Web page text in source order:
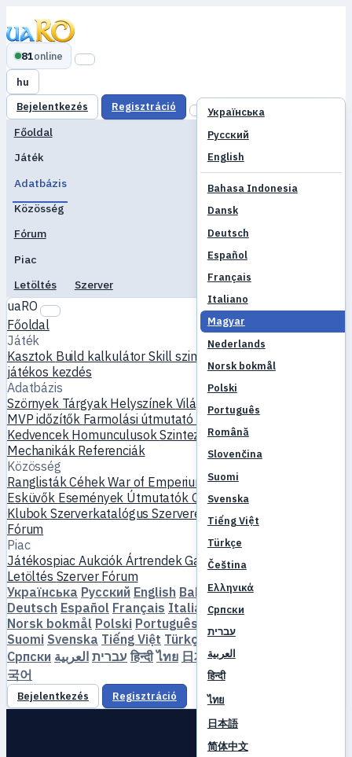
81online
hu
Українська
Русский
English
Bahasa Indonesia
Dansk
Deutsch
Español
Français
Italiano
Magyar
Nederlands
Norsk bokmål
Polski
Português
Română
Slovenčina
Suomi
Svenska
Tiếng Việt
Türkçe
Čeština
Ελληνικά
Српски
עברית
العربية
हिन्दी
ไทย
日本語
简体中文
Bejelentkezés Regisztráció
Főoldal
Játék
Adatbázis
Közösség
Fórum
Piac
Letöltés
Szerver
uaRO
Főoldal
Játék
Kasztok Build kalkulátorSkill szimulátor
játékos kezdés
Adatbázis
Szörnyek Tárgyak Helyszínek Világtérkép
Skill adatbázis
MVP időzítők Farmolási útmutató
Készítés és kovácsolás
Kedvencek HomunculusokSzintezésÖsszehasonlítás
Mechanikák Referenciák
Közösség
RanglistákCéhekWar of EmperiumJátékos profilok
Esküvők Események Útmutatók GalériaVideó
Klubok SzerverkatalógusSzerverértékelések
Fórum
Piac
JátékospiacAukciók ÁrtrendekGazdaság
Letöltés Szerver Fórum
Українська Русский English Bahasa Indonesia
Deutsch Español Français Italiano Magyar
Norsk bokmål Polski Português
Suomi Svenska Tiếng Việt Türkçe Čeština
Српски
עברית العربية हिन्दी ไทย 日本語 简体中文
국어
Bejelentkezés Regisztráció